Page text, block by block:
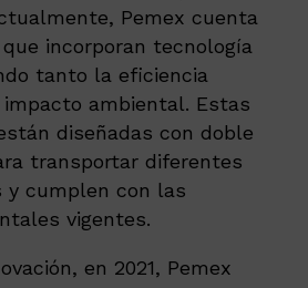
Pemex cuenta
incorporan tecnología
tanto la eficiencia
ambiental. Estas
diseñadas con doble
transportar diferentes
y cumplen con las
vigentes.
en 2021, Pemex